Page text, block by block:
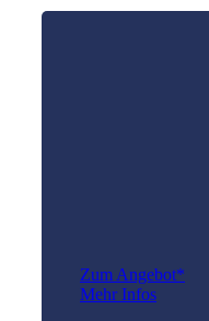
Zum Angebot*
Mehr Infos